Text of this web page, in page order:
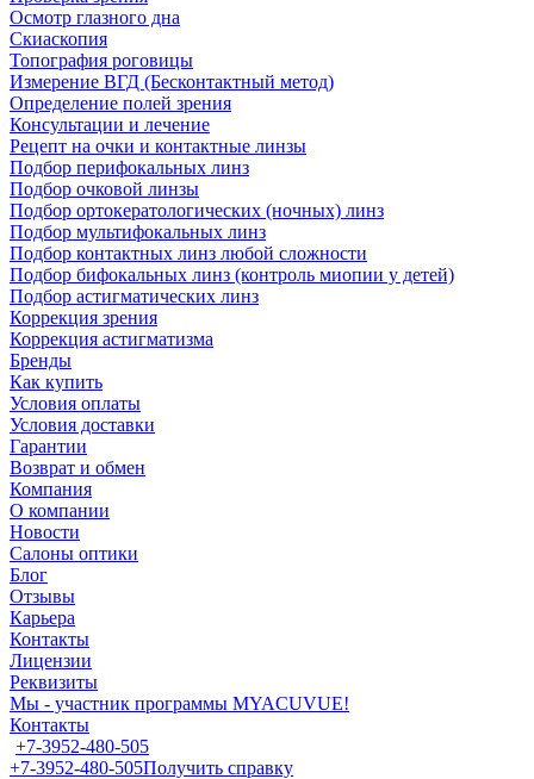
Осмотр глазного дна
Скиаскопия
Топография роговицы
Измерение ВГД (Бесконтактный метод)
Определение полей зрения
Консультации и лечение
Рецепт на очки и контактные линзы
Подбор перифокальных линз
Подбор очковой линзы
Подбор ортокератологических (ночных) линз
Подбор мультифокальных линз
Подбор контактных линз любой сложности
Подбор бифокальных линз (контроль миопии у детей)
Подбор астигматических линз
Коррекция зрения
Коррекция астигматизма
Бренды
Как купить
Условия оплаты
Условия доставки
Гарантии
Возврат и обмен
Компания
О компании
Новости
Салоны оптики
Блог
Отзывы
Карьера
Контакты
Лицензии
Реквизиты
Мы - участник программы MYACUVUE!
Контакты
+7-3952-480-505
+7-3952-480-505Получить справку